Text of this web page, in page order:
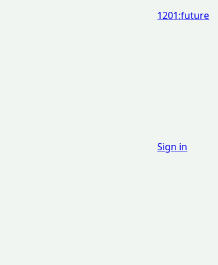
1201:future
Sign in